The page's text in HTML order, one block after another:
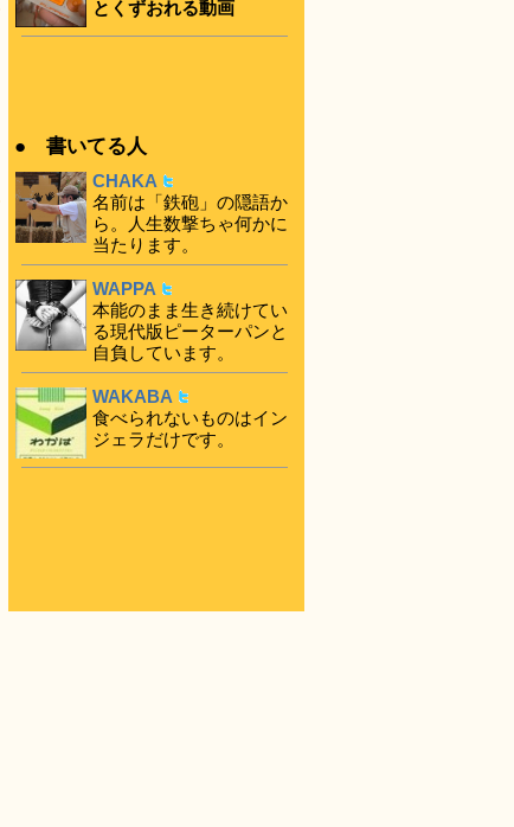
とくずおれる動画
● 書いてる人
CHAKA
名前は「鉄砲」の隠語か
ら。人生数撃ちゃ何かに
当たります。
WAPPA
本能のまま生き続けてい
る現代版ピーターパンと
自負しています。
WAKABA
食べられないものはイン
ジェラだけです。